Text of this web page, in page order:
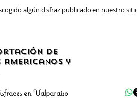
algún disfraz publicado en nuestro
de
y
en Valparaíso